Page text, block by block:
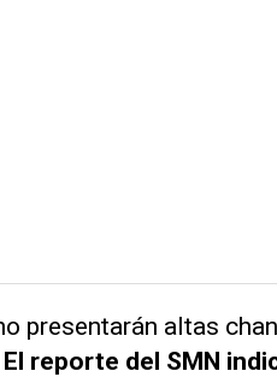
presentarán altas
El reporte del SMN